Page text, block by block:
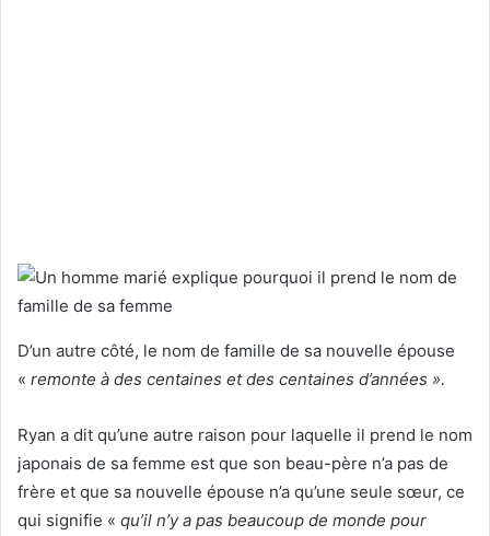
D’un autre côté, le nom de famille de sa nouvelle épouse
« remonte à des centaines et des centaines d’années ».
Ryan a dit qu’une autre raison pour laquelle il prend le nom
japonais de sa femme est que son beau-père n’a pas de
frère et que sa nouvelle épouse n’a qu’une seule sœur, ce
qui signifie « qu’il n’y a pas beaucoup de monde pour